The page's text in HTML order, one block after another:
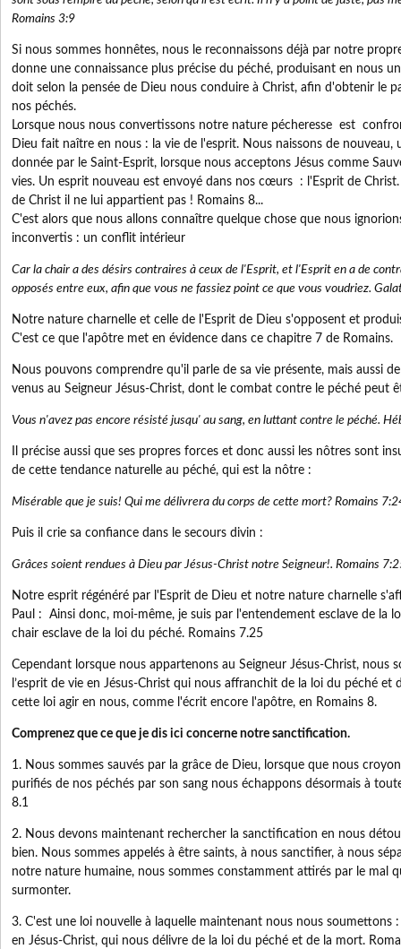
Romains 3:9
Si nous sommes honnêtes, nous le reconnaissons déjà par notre
donne une connaissance plus précise du péché, produisant en nous
doit selon la pensée de Dieu nous conduire à Christ, afin d'obtenir le
nos péchés.
Lorsque nous nous convertissons notre nature pécheresse est
Dieu fait naître en nous : la vie de l'esprit. Nous naissons de nouveau,
donnée par le Saint-Esprit, lorsque nous acceptons Jésus comme
vies. Un esprit nouveau est envoyé dans nos cœurs : l'Esprit de
de Christ il ne lui appartient pas ! Romains 8...
C'est alors que nous allons connaître quelque chose que nous
inconvertis : un conflit intérieur
Car la chair a des désirs contraires à ceux de l'Esprit, et l'Esprit en a de
opposés entre eux, afin que vous ne fassiez point ce que vous voudriez.
Notre nature charnelle et celle de l'Esprit de Dieu s'opposent et
C'est ce que l'apôtre met en évidence dans ce chapitre 7 de Romains.
Nous pouvons comprendre qu'il parle de sa vie présente, mais aussi
venus au Seigneur Jésus-Christ, dont le combat contre le péché peut
Vous n'avez pas encore résisté jusqu' au sang, en luttant contre le péché.
Il précise aussi que ses propres forces et donc aussi les nôtres sont
de cette tendance naturelle au péché, qui est la nôtre :
Misérable que je suis! Qui me délivrera du corps de cette mort? Romains
Puis il crie sa confiance dans le secours divin :
Grâces soient rendues à Dieu par Jésus-Christ notre Seigneur!. Romains
Notre esprit régénéré par l'Esprit de Dieu et notre nature charnelle
Paul : Ainsi donc, moi-même, je suis par l'entendement esclave de la
chair esclave de la loi du péché. Romains 7.25
Cependant lorsque nous appartenons au Seigneur Jésus-Christ, nous
l’esprit de vie en Jésus-Christ qui nous affranchit de la loi du péché et
cette loi agir en nous, comme l'écrit encore l'apôtre, en Romains 8.
Comprenez que ce que je dis ici concerne notre sanctification.
1. Nous sommes sauvés par la grâce de Dieu, lorsque que nous
purifiés de nos péchés par son sang nous échappons désormais à
8.1
2. Nous devons maintenant rechercher la sanctification en nous
bien. Nous sommes appelés à être saints, à nous sanctifier, à nous
notre nature humaine, nous sommes constamment attirés par le mal
surmonter.
3. C'est une loi nouvelle à laquelle maintenant nous nous soumettons
en Jésus-Christ, qui nous délivre de la loi du péché et de la mort.